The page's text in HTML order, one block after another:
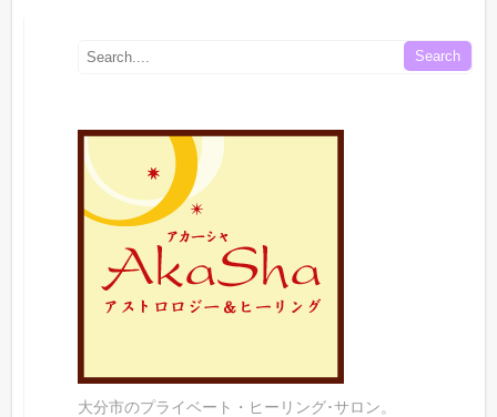
大分市のプライベート・ヒーリング･サロン。